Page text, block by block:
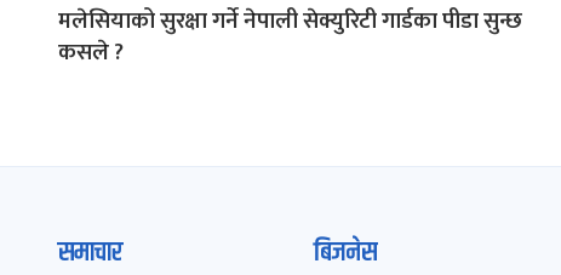
मलेसियाको सुरक्षा गर्ने नेपाली सेक्युरिटी गार्डका पीडा सुन्छ
कसले ?
समाचार बिजनेस